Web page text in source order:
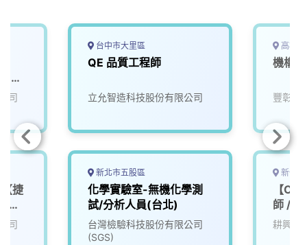
林
司
捷
方
司
台中市大里區
QE 品質工程師
立允智造科技股份有限公司
新北市五股區
化學實驗室-無機化學測
試/分析人員(台北)
台灣檢驗科技股份有限公司
(SGS)
高雄
機構
豐彰國
新竹
【
師 /
耕興股